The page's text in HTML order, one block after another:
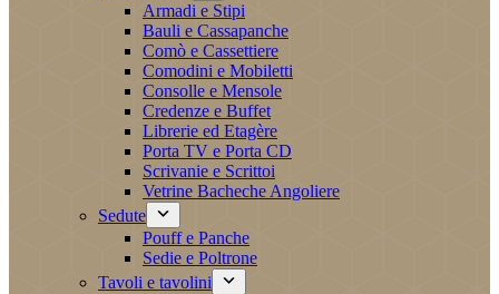
Armadi e Stipi
Bauli e Cassapanche
Comò e Cassettiere
Comodini e Mobiletti
Consolle e Mensole
Credenze e Buffet
Librerie ed Etagère
Porta TV e Porta CD
Scrivanie e Scrittoi
Vetrine Bacheche Angoliere
Sedute
Pouff e Panche
Sedie e Poltrone
Tavoli e tavolini